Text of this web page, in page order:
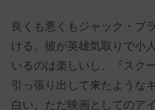
良くも悪くもジャック・ブ
ける。彼が英雄気取りで小
いるのは楽しいし、『スク
引っ張り出して来たような
白い。ただ映画としてのア